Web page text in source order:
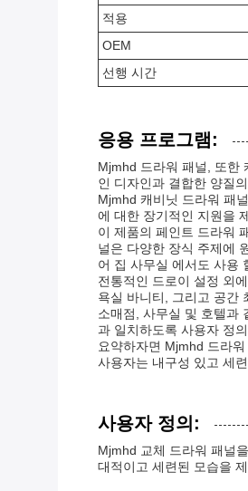
적용
OEM
선행 시간
응용 프로그램:
Mjmhd 드라워 패널, 또한
인 디자인과 결합한 양질
Mjmhd 캐비닛 드라워 패
에 대한 장기적인 지원을
이 제품의 페인트 드라워
널은 다양한 장식 주제에
어 집 사무실 에서도 사용
전통적인 드로이 설정 외
욕실 바니티, 그리고 공간
소매점, 사무실 및 호텔과
과 일치하도록 사용자 정
요약하자면 Mjmhd 드라
사용자는 내구성 있고 세
사용자 정의:
Mjmhd 교체 드라워 패널
대적이고 세련된 모습을